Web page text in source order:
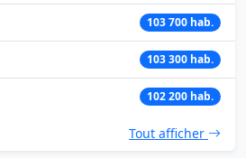
103 700 hab.
103 300 hab.
102 200 hab.
Tout afficher